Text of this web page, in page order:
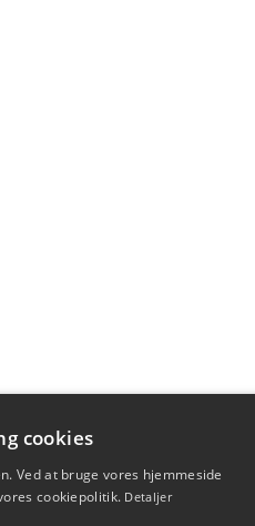
cookies
Ved at bruge vores hjemmeside
cookiepolitik. Detaljer